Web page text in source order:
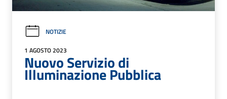
NOTIZIE
1 AGOSTO 2023
Nuovo Servizio di
Illuminazione Pubblica